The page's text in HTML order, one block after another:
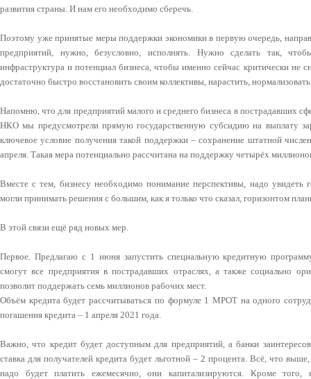
развития страны. И нам его необходимо сберечь.
Поэтому уже принятые меры поддержки экономики в первую очередь,
предприятий, нужно, безусловно, исполнять. Нужно сделать так,
инфраструктура и потенциал бизнеса, чтобы именно сейчас критически не
достаточно быстро восстановить своим коллективы, нарастить,
Напомню, что для предприятий малого и среднего бизнеса в пострадавших
НКО мы предусмотрели прямую государственную субсидию на выплату
ключевое условие получения такой поддержки – сохранение штатной
апреля. Такая мера потенциально рассчитана на поддержку четырёх
Вместе с тем, бизнесу необходимо понимание перспективы, надо увидеть
могли принимать решения с большим, как я только что сказал, горизонтом
В этой связи ещё ряд новых мер.
Первое. Предлагаю с 1 июня запустить специальную кредитную
смогут все предприятия в пострадавших отраслях, а также социально
позволит поддержать семь миллионов рабочих мест.
Объём кредита будет рассчитываться по формуле 1 МРОТ на одного
погашения кредита – 1 апреля 2021 года.
Важно, что кредит будет доступным для предприятий, а банки
ставка для получателей кредита будет льготной – 2 процента. Всё, что
надо будет платить ежемесячно, они капитализируются. Кроме